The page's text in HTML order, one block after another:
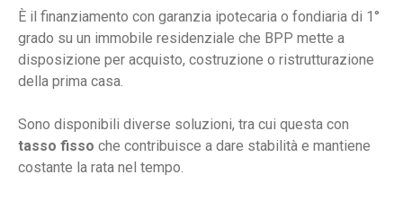
È il finanziamento con garanzia ipotecaria o fondiaria di 1°
grado su un immobile residenziale che BPP mette a
disposizione per acquisto, costruzione o ristrutturazione
della prima casa.
Sono disponibili diverse soluzioni, tra cui questa con
tasso fisso che contribuisce a dare stabilità e mantiene
costante la rata nel tempo.